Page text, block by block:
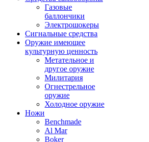
Газовые
баллончики
Электрошокеры
Сигнальные средства
Оружие имеющее
культурную ценность
Метательное и
другое оружие
Милитария
Огнестрельное
оружие
Холодное оружие
Ножи
Benchmade
Al Mar
Boker